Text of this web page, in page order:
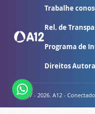
Trabalhe
Rel. de
Programa de
Direitos
© 2007 - 2026. A12 -